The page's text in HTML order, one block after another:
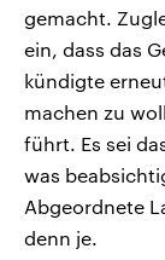
gemacht.
ein, dass das
kündigte
machen zu
führt. Es sei
was
Abgeordnete
denn je.